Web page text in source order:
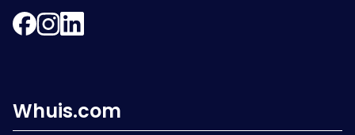
Whuis.com